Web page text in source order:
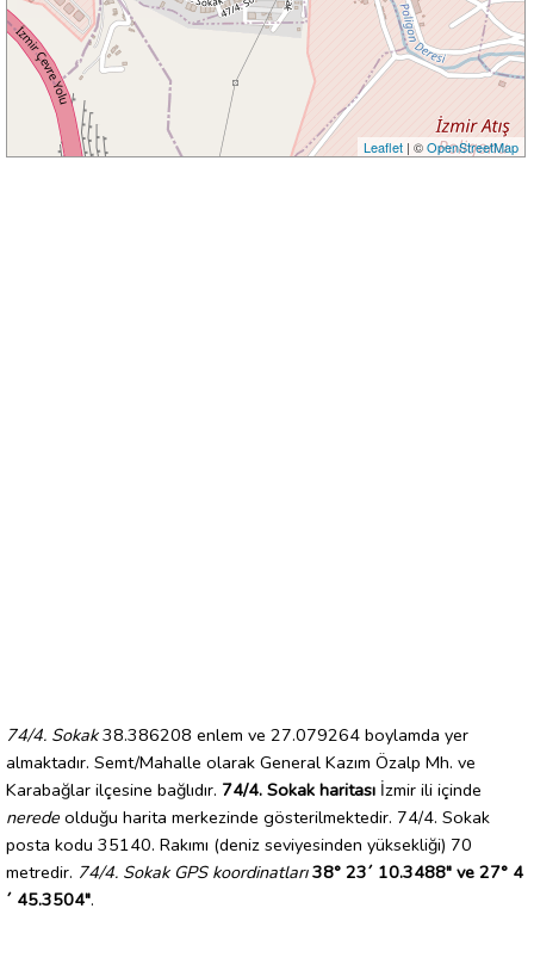
Leaflet| ©OpenStreetMap
74/4. Sokak38.386208 enlem ve 27.079264 boylamda yer
almaktadır. Semt/Mahalle olarak General Kazım Özalp Mh. ve
Karabağlar ilçesine bağlıdır. 74/4. Sokak haritası İzmir ili içinde
nerede olduğu harita merkezinde gösterilmektedir. 74/4. Sokak
posta kodu 35140. Rakımı (deniz seviyesinden yüksekliği) 70
metredir. 74/4. Sokak GPS koordinatları 38° 23´ 10.3488" ve 27° 4
´ 45.3504".